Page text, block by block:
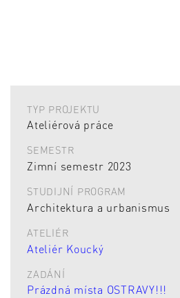
TYP PROJEKTU
Ateliérová práce
SEMESTR
Zimní semestr 2023
STUDIJNÍ PROGRAM
Architektura a urbanismus
ATELIÉR
Ateliér Koucký
ZADÁNÍ
Prázdná místa OSTRAVY!!!